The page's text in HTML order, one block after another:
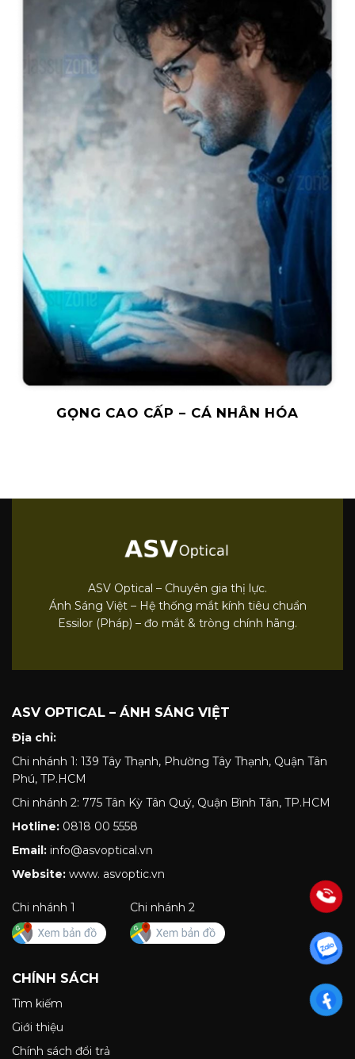
GỌNG CAO CẤP – CÁ NHÂN HÓA
ASV Optical – Chuyên gia thị lực.
Ánh Sáng Việt – Hệ thống mắt kính tiêu chuẩn
Essilor (Pháp) – đo mắt & tròng chính hãng.
ASV OPTICAL – ÁNH SÁNG VIỆT
Địa chỉ:
Chi nhánh 1: 139 Tây Thạnh, Phường Tây Thạnh, Quận Tân
Phú, TP.HCM
Chi nhánh 2: 775 Tân Kỳ Tân Quý, Quận Bình Tân, TP.HCM
Hotline: 0818 00 5558
Email: info@asvoptical.vn
Website: www. asvoptic.vn
Chi nhánh 1 Chi nhánh 2
CHÍNH SÁCH
Tìm kiếm
Giới thiệu
Chính sách đổi trả